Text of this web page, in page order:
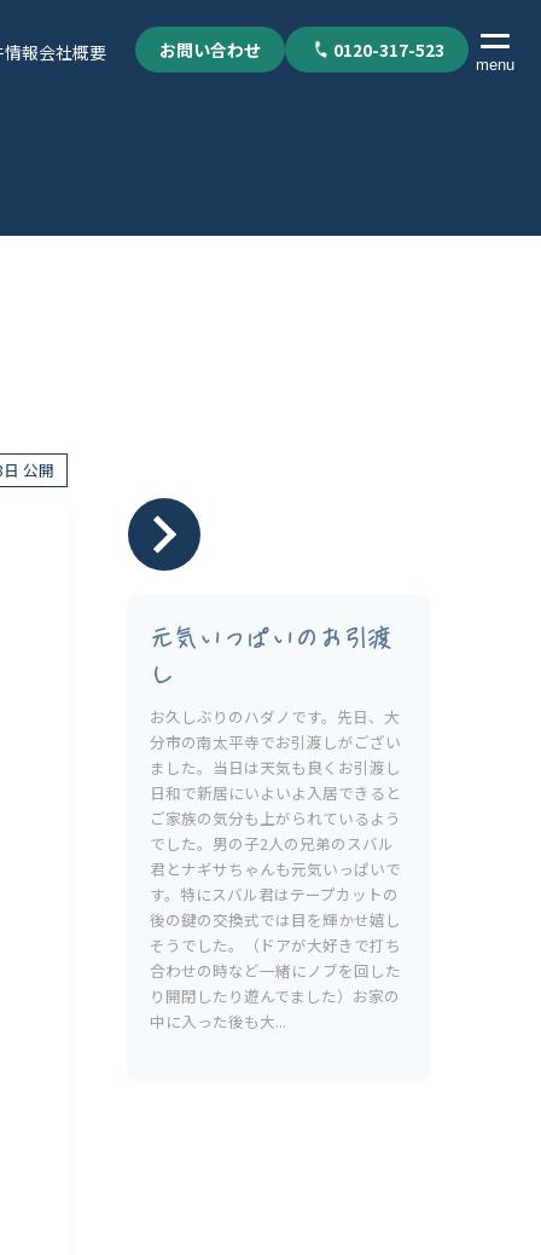
報会社概要 お問い合わせ 0120-317-523
menu
個人情報保護方針
公開
元気いっぱいのお引渡
し
お久しぶりのハダノです。先日、大
分市の南太平寺でお引渡しがござい
ました。当日は天気も良くお引渡し
日和で新居にいよいよ入居できると
ご家族の気分も上がられているよう
でした。男の子2人の兄弟のスバル
君とナギサちゃんも元気いっぱいで
す。特にスバル君はテープカットの
後の鍵の交換式では目を輝かせ嬉し
そうでした。（ドアが大好きで打ち
合わせの時など一緒にノブを回した
り開閉したり遊んでました）お家の
中に入った後も大...